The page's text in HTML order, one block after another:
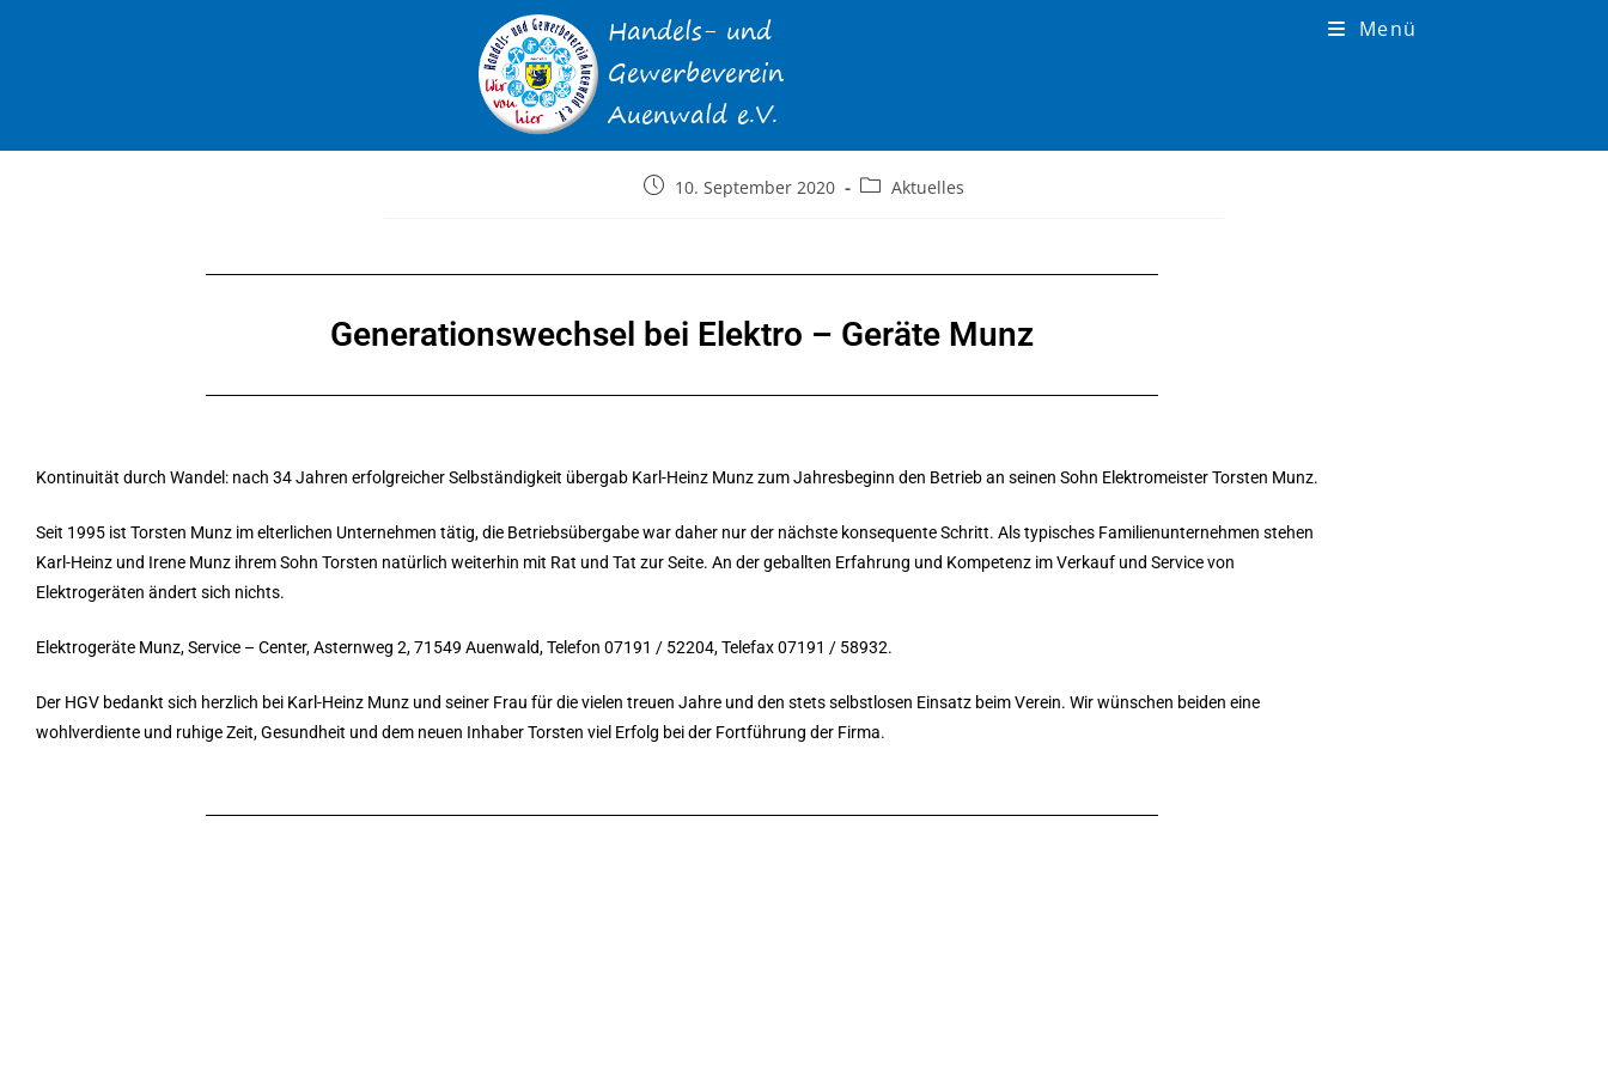
Menü
10. September 2020 Aktuelles
Generationswechsel bei Elektro – Geräte Munz
Kontinuität durch Wandel: nach 34 Jahren erfolgreicher Selbständigkeit übergab Karl-Heinz Munz zum Jahresbeginn den Betrieb an seinen Sohn Elektromeister Torsten Munz.
Seit 1995 ist Torsten Munz im elterlichen Unternehmen tätig, die Betriebsübergabe war daher nur der nächste konsequente Schritt. Als typisches Familienunternehmen stehen
Karl-Heinz und Irene Munz ihrem Sohn Torsten natürlich weiterhin mit Rat und Tat zur Seite. An der geballten Erfahrung und Kompetenz im Verkauf und Service von
Elektrogeräten ändert sich nichts.
Elektrogeräte Munz, Service – Center, Asternweg 2, 71549 Auenwald, Telefon 07191 / 52204, Telefax 07191 / 58932.
Der HGV bedankt sich herzlich bei Karl-Heinz Munz und seiner Frau für die vielen treuen Jahre und den stets selbstlosen Einsatz beim Verein. Wir wünschen beiden eine
wohlverdiente und ruhige Zeit, Gesundheit und dem neuen Inhaber Torsten viel Erfolg bei der Fortführung der Firma.